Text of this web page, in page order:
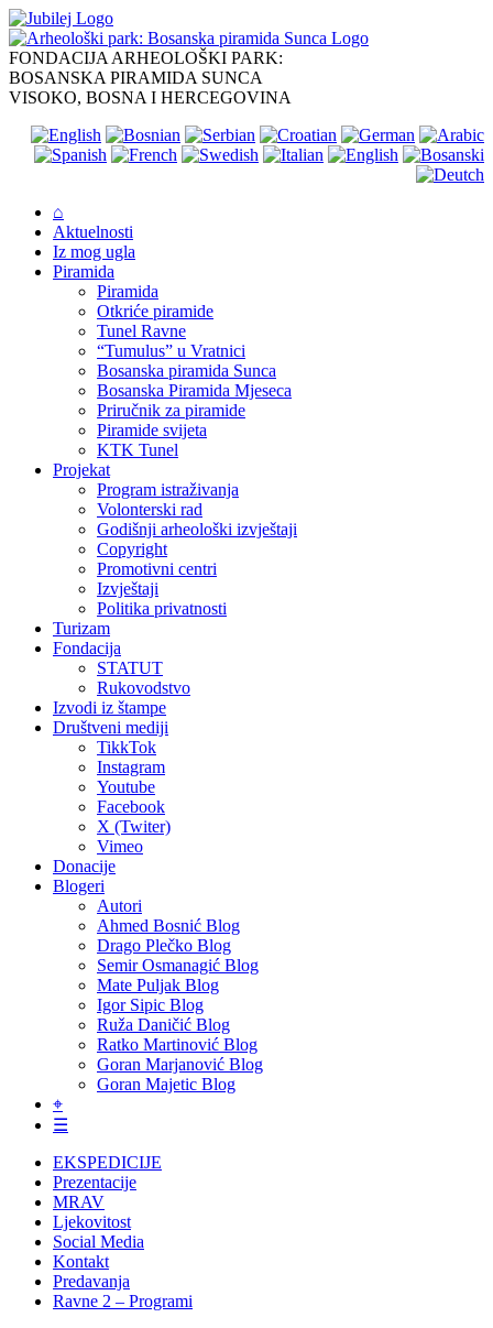
Skip
to
content
FONDACIJA ARHEOLOŠKI PARK:
BOSANSKA PIRAMIDA SUNCA
VISOKO, BOSNA I HERCEGOVINA
⌂
Aktuelnosti
Iz mog ugla
Piramida
Piramida
Otkriće piramide
Tunel Ravne
“Tumulus” u Vratnici
Bosanska piramida Sunca
Bosanska Piramida Mjeseca
Priručnik za piramide
Piramide svijeta
KTK Tunel
Projekat
Program istraživanja
Volonterski rad
Godišnji arheološki izvještaji
Copyright
Promotivni centri
Izvještaji
Politika privatnosti
Turizam
Fondacija
STATUT
Rukovodstvo
Izvodi iz štampe
Društveni mediji
TikkTok
Instagram
Youtube
Facebook
X (Twiter)
Vimeo
Donacije
Blogeri
Autori
Ahmed Bosnić Blog
Drago Plečko Blog
Semir Osmanagić Blog
Mate Puljak Blog
Igor Sipic Blog
Ruža Daničić Blog
Ratko Martinović Blog
Goran Marjanović Blog
Goran Majetic Blog
⌖
☰
EKSPEDICIJE
Prezentacije
MRAV
Ljekovitost
Social Media
Kontakt
Predavanja
Ravne 2 – Programi